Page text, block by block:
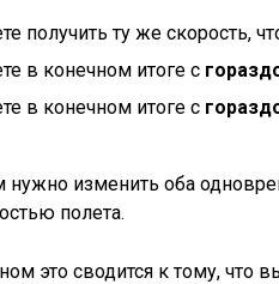
получить ту же скорость,
в конечном итоге с
в конечном итоге с
нужно изменить оба
полета.
это сводится к тому, что